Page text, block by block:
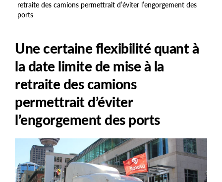
retraite des camions permettrait d’éviter l’engorgement des
ports
Une certaine flexibilité quant à
la date limite de mise à la
retraite des camions
permettrait d’éviter
l’engorgement des ports
Main
Image
Image